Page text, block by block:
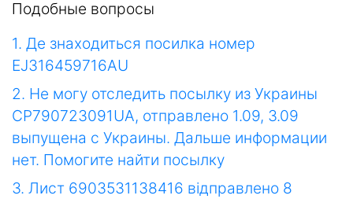
Подобные вопросы
1. Де знаходиться посилка номер
EJ316459716AU
2. Не могу отследить посылку из Украины
CP790723091UA, отправлено 1.09, 3.09
выпущена с Украины. Дальше информации
нет. Помогите найти посылку
3. Лист 6903531138416 відправлено 8